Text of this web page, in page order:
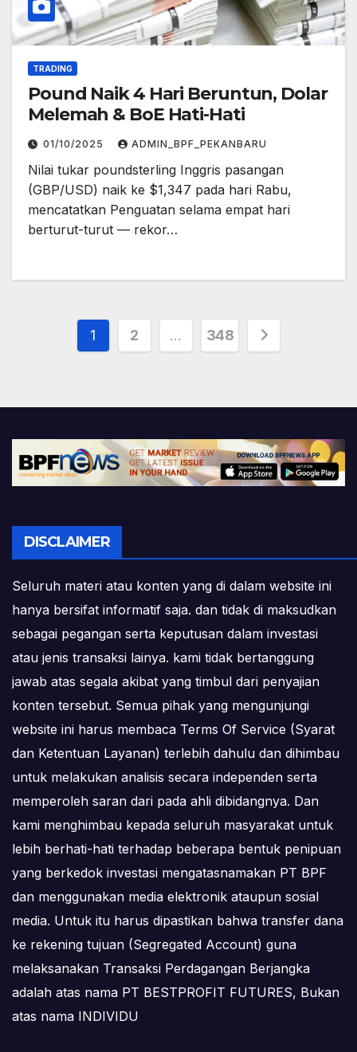
TRADING
Pound Naik 4 Hari Beruntun, Dolar
Melemah & BoE Hati-Hati
01/10/2025 ADMIN_BPF_PEKANBARU
Nilai tukar poundsterling Inggris pasangan
(GBP/USD) naik ke $1,347 pada hari Rabu,
mencatatkan Penguatan selama empat hari
berturut-turut — rekor…
Posts
1 2 … 348
DISCLAIMER
Seluruh materi atau konten yang di dalam website ini
hanya bersifat informatif saja. dan tidak di maksudkan
sebagai pegangan serta keputusan dalam investasi
atau jenis transaksi lainya. kami tidak bertanggung
jawab atas segala akibat yang timbul dari penyajian
konten tersebut. Semua pihak yang mengunjungi
website ini harus membaca Terms Of Service (Syarat
dan Ketentuan Layanan) terlebih dahulu dan dihimbau
untuk melakukan analisis secara independen serta
memperoleh saran dari pada ahli dibidangnya. Dan
kami menghimbau kepada seluruh masyarakat untuk
lebih berhati-hati terhadap beberapa bentuk penipuan
yang berkedok investasi mengatasnamakan PT BPF
dan menggunakan media elektronik ataupun sosial
media. Untuk itu harus dipastikan bahwa transfer dana
ke rekening tujuan (Segregated Account) guna
melaksanakan Transaksi Perdagangan Berjangka
adalah atas nama PT BESTPROFIT FUTURES, Bukan
atas nama INDIVIDU